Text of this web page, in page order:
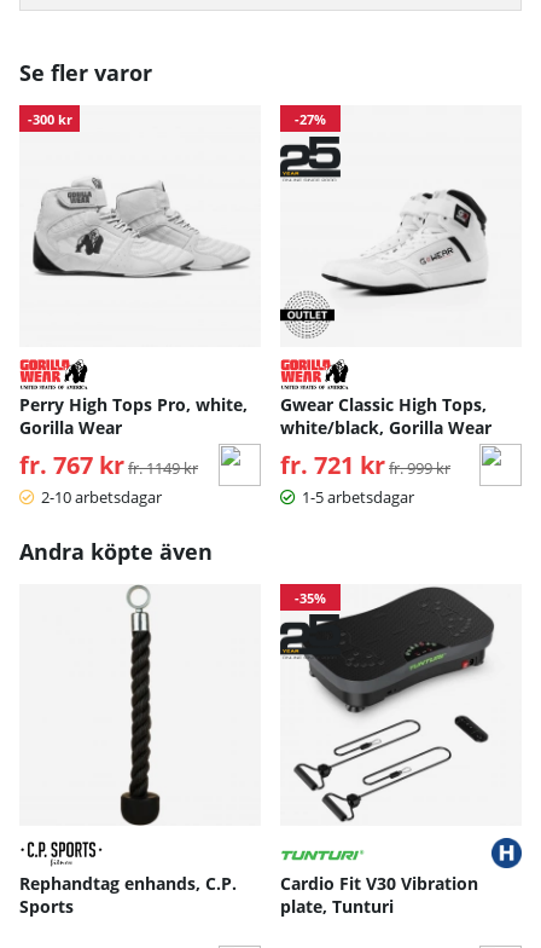
Se fler varor
-300 kr
Perry High Tops Pro, white,
Gorilla Wear
fr. 767 kr Ordinarie pris:
fr. 1149 kr
2-10 arbetsdagar
-27%
Gwear Classic High Tops,
white/black, Gorilla Wear
fr. 721 kr Ordinarie pris:
fr. 999 kr
1-5 arbetsdagar
Andra köpte även
Rephandtag enhands, C.P.
Sports
-35%
Cardio Fit V30 Vibration
plate, Tunturi